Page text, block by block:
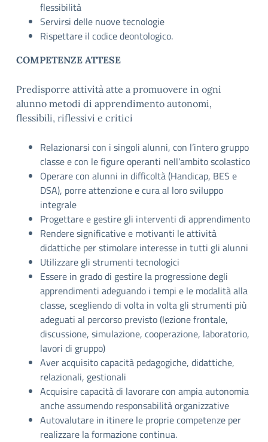
flessibilità
Servirsi delle nuove tecnologie
Rispettare il codice deontologico.
COMPETENZE ATTESE
Predisporre attività atte a promuovere in ogni
alunno metodi di apprendimento autonomi,
flessibili, riflessivi e critici
Relazionarsi con i singoli alunni, con l’intero gruppo
classe e con le figure operanti nell’ambito scolastico
Operare con alunni in difficoltà (Handicap, BES e
DSA), porre attenzione e cura al loro sviluppo
integrale
Progettare e gestire gli interventi di apprendimento
Rendere significative e motivanti le attività
didattiche per stimolare interesse in tutti gli alunni
Utilizzare gli strumenti tecnologici
Essere in grado di gestire la progressione degli
apprendimenti adeguando i tempi e le modalità alla
classe, scegliendo di volta in volta gli strumenti più
adeguati al percorso previsto (lezione frontale,
discussione, simulazione, cooperazione, laboratorio,
lavori di gruppo)
Aver acquisito capacità pedagogiche, didattiche,
relazionali, gestionali
Acquisire capacità di lavorare con ampia autonomia
anche assumendo responsabilità organizzative
Autovalutare in itinere le proprie competenze per
realizzare la formazione continua.